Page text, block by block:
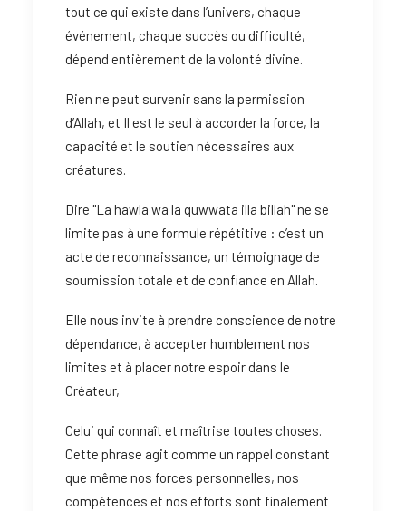
tout ce qui existe dans l’univers, chaque
événement, chaque succès ou difficulté,
dépend entièrement de la volonté divine.
Rien ne peut survenir sans la permission
d’Allah, et Il est le seul à accorder la force, la
capacité et le soutien nécessaires aux
créatures.
Dire "La hawla wa la quwwata illa billah" ne se
limite pas à une formule répétitive : c’est un
acte de reconnaissance, un témoignage de
soumission totale et de confiance en Allah.
Elle nous invite à prendre conscience de notre
dépendance, à accepter humblement nos
limites et à placer notre espoir dans le
Créateur,
Celui qui connaît et maîtrise toutes choses.
Cette phrase agit comme un rappel constant
que même nos forces personnelles, nos
compétences et nos efforts sont finalement